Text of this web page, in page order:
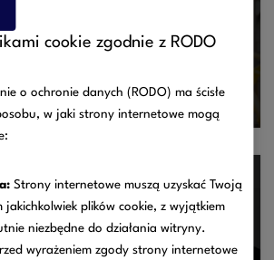
sprawie ustanowienia określonych
i zakazów w związku z wystąpieniem
ono wprowadzenie dalej idących,
cookie zgodnie z RODO
o ochronie danych (RODO) ma ścisłe
w jaki strony internetowe mogą
Strony internetowe muszą uzyskać Twoją
jakichkolwiek plików cookie, z wyjątkiem
niezbędne do działania witryny.
wyrażeniem zgody strony internetowe